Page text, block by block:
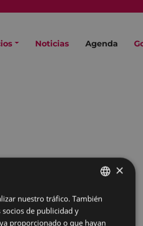
Noticias Agenda
BASQUE
×
nuestro tráfico. También
de publicidad y
proporcionado o que hayan